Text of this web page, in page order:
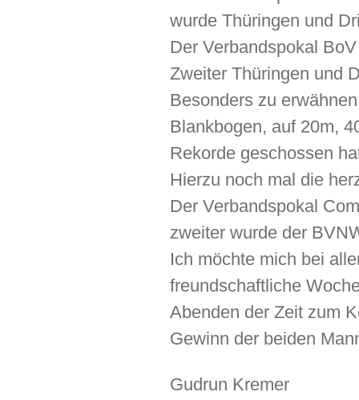
wurde Thüringen und
Der Verbandspokal
Zweiter Thüringen und
Besonders zu
Blankbogen, auf 20m,
Rekorde geschossen
Hierzu noch mal die
Der Verbandspokal
zweiter wurde der
Ich möchte mich bei
freundschaftliche
Abenden der Zeit zum
Gewinn der beiden
Gudrun Kremer